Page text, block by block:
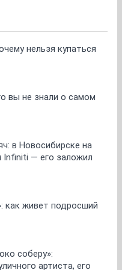
нельзя купаться
вы не знали о самом
в Новосибирске на
Infiniti — его заложил
как живет подросший
соберу»:
артиста, его